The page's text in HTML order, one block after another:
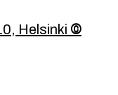
Helsinki ©